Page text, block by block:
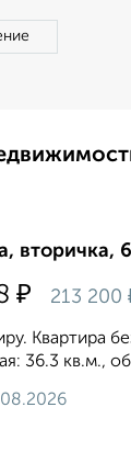
вторичка,
₽ 213 200
Квартира
36.3 кв.м.,